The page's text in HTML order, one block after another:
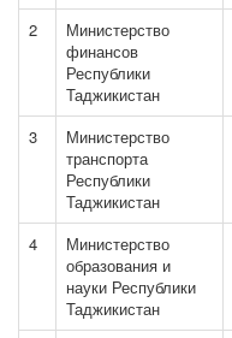
2
Министерство
финансов
Республики
Таджикистан
3
Министерство
транспорта
Республики
Таджикистан
4
Министерство
образования и
науки Республики
Таджикистан